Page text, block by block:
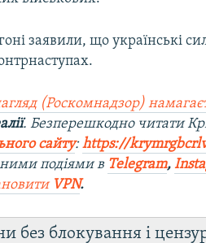
заявили, що українські
(Роскомнадзор)
. Безперешкодно читати
сайту:https://
подіями в Telegram,
VPN.
без блокування і